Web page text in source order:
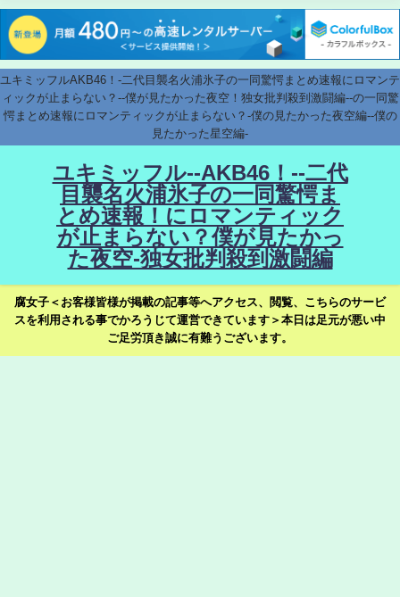
ユキミッフルAKB46！-二代目襲名火浦氷子の一同驚愕まとめ速報にロマンテ
ィックが止まらない？--僕が見たかった夜空！独女批判殺到激闘編--の一同驚
愕まとめ速報にロマンティックが止まらない？-僕の見たかった夜空編--僕の
見たかった星空編-
ユキミッフル--AKB46！--二代
目襲名火浦氷子の一同驚愕ま
とめ速報！にロマンティック
が止まらない？僕が見たかっ
た夜空-独女批判殺到激闘編
腐女子＜お客様皆様が掲載の記事等へアクセス、閲覧、こちらのサービ
スを利用される事でかろうじて運営できています＞本日は足元が悪い中
ご足労頂き誠に有難うございます。